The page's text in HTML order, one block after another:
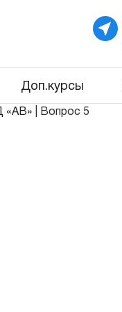
Доп.курсы
«АВ» Вопрос 5